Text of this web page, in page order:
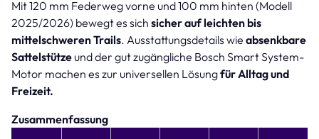
Mit 120 mm Federweg vorne und 100 mm hinten (Modell
2025/2026) bewegt es sich sicher auf leichten bis
mittelschweren Trails. Ausstattungsdetails wie absenkbare
Sattelstütze und der gut zugängliche Bosch Smart System-
Motor machen es zur universellen Lösungfür Alltag und
Freizeit.
Zusammenfassung